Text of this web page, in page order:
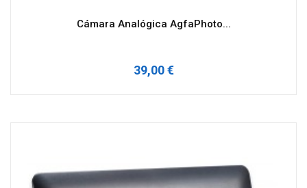
Cámara Analógica AgfaPhoto...
39,00 €